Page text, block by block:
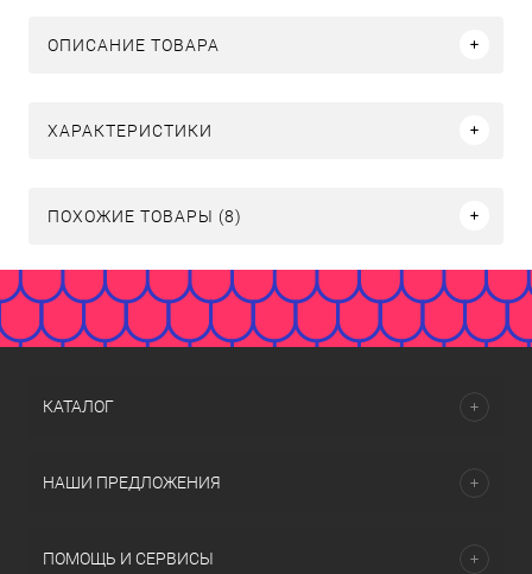
ОПИСАНИЕ ТОВАРА
ХАРАКТЕРИСТИКИ
ПОХОЖИЕ ТОВАРЫ (8)
КАТАЛОГ
НАШИ ПРЕДЛОЖЕНИЯ
ПОМОЩЬ И СЕРВИСЫ